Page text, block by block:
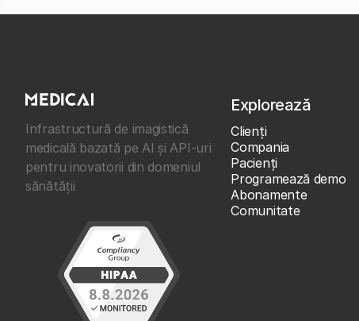
Infrastructură de imagistică
medicală bazată pe AI și API-uri
pentru inovatorii din domeniul
sănătății
Explorează
Clienţi
Compania
Pacienți
Programează demo
Abonamente
Comunitate